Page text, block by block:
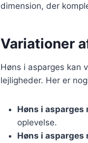
dimension, der
Variationer
Høns i asparges kan
lejligheder. Her er
Høns i asparges
oplevelse.
Høns i asparges